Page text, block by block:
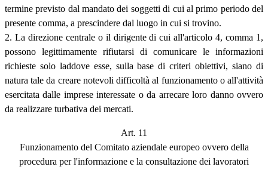
termine previsto dal mandato dei soggetti di cui al primo periodo del
presente comma, a prescindere dal luogo in cui si trovino.
2. La direzione centrale o il dirigente di cui all'articolo 4, comma 1,
possono legittimamente rifiutarsi di comunicare le informazioni
richieste solo laddove esse, sulla base di criteri obiettivi, siano di
natura tale da creare notevoli difficoltà al funzionamento o all'attività
esercitata dalle imprese interessate o da arrecare loro danno ovvero
da realizzare turbativa dei mercati.
Art. 11
Funzionamento del Comitato aziendale europeo ovvero della
procedura per l'informazione e la consultazione dei lavoratori